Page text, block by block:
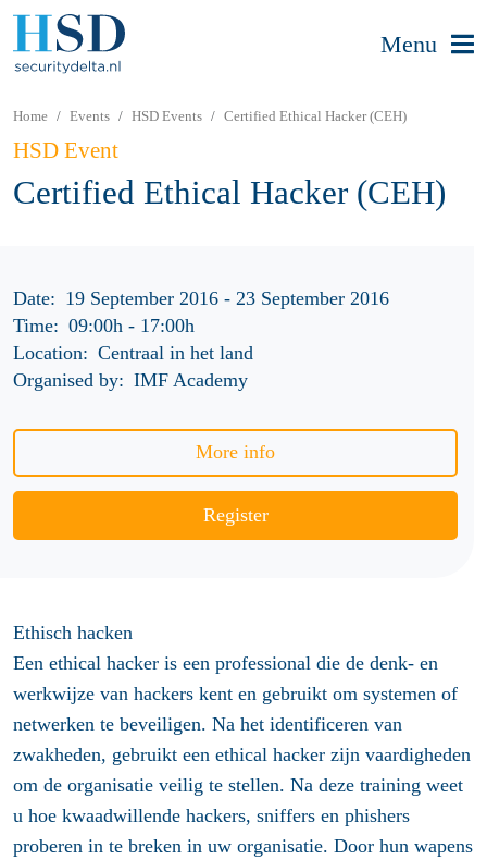
Menu
Home Events HSD Events Certified Ethical Hacker (CEH)
HSD Event
Certified Ethical Hacker (CEH)
Date: 19 September 2016 - 23 September 2016
Time: 09:00h- 17:00h
Location: Centraal in het land
Organised by: IMF Academy
More info
Register
Ethisch hacken
Een ethical hacker is een professional die de denk- en
werkwijze van hackers kent en gebruikt om systemen of
netwerken te beveiligen. Na het identificeren van
zwakheden, gebruikt een ethical hacker zijn vaardigheden
om de organisatie veilig te stellen. Na deze training weet
u hoe kwaadwillende hackers, sniffers en phishers
proberen in te breken in uw organisatie. Door hun wapens